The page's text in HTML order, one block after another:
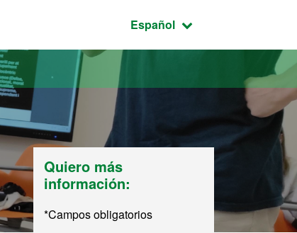
Idioma seleccionado:
Español
Quiero más
información:
*Campos obligatorios